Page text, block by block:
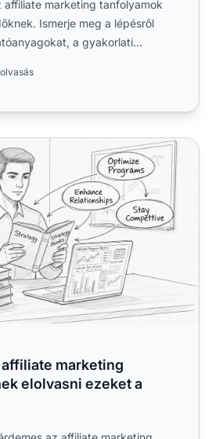
affiliate marketing tanfolyamok
Ismerje meg a lépésről
a gyakorlati
marketing menedzsereknek
marketing
elolvasni ezeket a